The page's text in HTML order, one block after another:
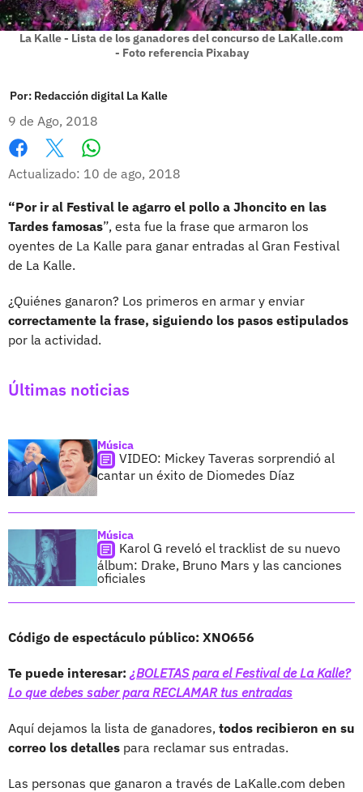
La Kalle - Lista de los ganadores del concurso de LaKalle.com
- Foto referencia Pixabay
Por: Redacción digital La Kalle
9 de Ago, 2018
Facebook
X
Actualizado: 10 de ago, 2018
“Por ir al Festival le agarro el pollo a Jhoncito en las
Tardes famosas”, esta fue la frase que armaron los
oyentes de La Kalle para ganar entradas al Gran Festival
de La Kalle.
¿Quiénes ganaron? Los primeros en armar y enviar
correctamente la frase, siguiendo los pasos estipulados
por la actividad.
Últimas noticias
Música
VIDEO: Mickey Taveras sorprendió al
cantar un éxito de Diomedes Díaz
Música
Karol G reveló el tracklist de su nuevo
álbum: Drake, Bruno Mars y las canciones
oficiales
Código de espectáculo público: XNO656
Te puede interesar: ¿BOLETAS para el Festival de La Kalle?
Lo que debes saber para RECLAMAR tus entradas
Aquí dejamos la lista de ganadores, todos recibieron en su
correo los detalles para reclamar sus entradas.
Las personas que ganaron a través de LaKalle.com deben